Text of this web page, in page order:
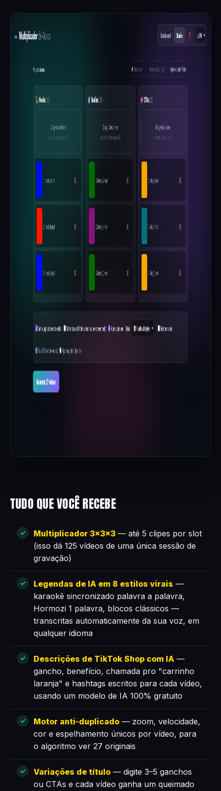
TUDO QUE VOCÊ RECEBE
Multiplicador 3×3×3 — até 5 clipes por slot
(isso dá 125 vídeos de uma única sessão de
gravação)
Legendas de IA em 8 estilos virais —
karaokê sincronizado palavra a palavra,
Hormozi 1 palavra, blocos clássicos —
transcritas automaticamente da sua voz, em
qualquer idioma
Descrições de TikTok Shop com IA —
gancho, benefício, chamada pro "carrinho
laranja" e hashtags escritos para cada vídeo,
usando um modelo de IA 100% gratuito
Motor anti-duplicado — zoom, velocidade,
cor e espelhamento únicos por vídeo, para
o algoritmo ver 27 originais
Variações de título — digite 3–5 ganchos
ou CTAs e cada vídeo ganha um queimado